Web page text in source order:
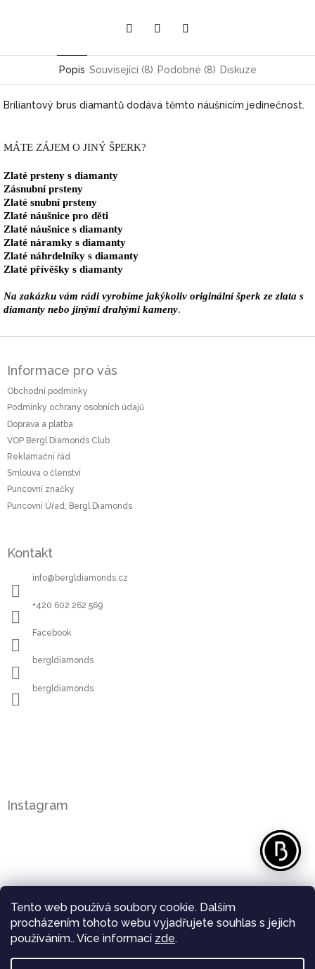
Tento web používá soubory cookie. Dalším
procházením tohoto webu vyjadřujete souhlas s jejich
používáním.. Více informací zde.
Popis Související (8) Podobné (8) Diskuze
Briliantový brus diamantů dodává těmto náušnicím jedinečnost.
MÁTE ZÁJEM O JINÝ ŠPERK?
Zlaté prsteny s diamanty
Zásnubní prsteny
Zlaté snubní prsteny
Zlaté náušnice pro děti
Zlaté náušnice s diamanty
Zlaté náramky s diamanty
Zlaté náhrdelníky s diamanty
Zlaté přívěšky s diamanty
Na zakázku vám rádi vyrobíme jakýkoliv originální šperk ze zlata s
diamanty nebo jinými drahými kameny.
Informace pro vás
Obchodní podmínky
Podmínky ochrany osobních údajů
Doprava a platba
VOP Bergl Diamonds Club
Reklamační řád
Smlouva o členství
Puncovní značky
Puncovní Úřad, Bergl Diamonds
Kontakt
info@ bergldiamonds.cz
+420 602 262 569
Facebook
bergldiamonds
bergldiamonds
Instagram